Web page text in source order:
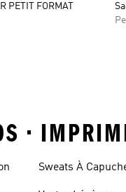
PETIT FORMAT
•
Sweats À